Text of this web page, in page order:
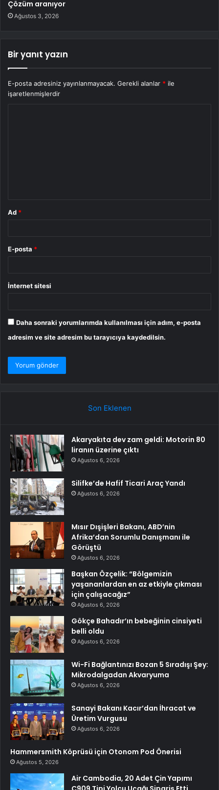
Çözüm aranıyor
Ağustos 3, 2026
Bir yanıt yazın
E-posta adresiniz yayınlanmayacak. Gerekli alanlar * ile
işaretlenmişlerdir
Ad *
E-posta *
İnternet sitesi
Daha sonraki yorumlarımda kullanılması için adım, e-posta
adresim ve site adresim bu tarayıcıya kaydedilsin.
Son Eklenen
Akaryakıta dev zam geldi: Motorin 80
liranın üzerine çıktı
Ağustos 6, 2026
Silifke’de Hafif Ticari Araç Yandı
Ağustos 6, 2026
Mısır Dışişleri Bakanı, ABD’nin
Afrika’dan Sorumlu Danışmanı ile
Görüştü
Ağustos 6, 2026
Başkan Özçelik: “Bölgemizin
yaşananlardan en az etkiyle çıkması
için çalışacağız”
Ağustos 6, 2026
Gökçe Bahadır’ın bebeğinin cinsiyeti
belli oldu
Ağustos 6, 2026
Wi-Fi Bağlantınızı Bozan 5 Sıradışı Şey:
Mikrodalgadan Akvaryuma
Ağustos 6, 2026
Sanayi Bakanı Kacır’dan İhracat ve
Üretim Vurgusu
Ağustos 6, 2026
Hammersmith Köprüsü için Otonom Pod Önerisi
Ağustos 5, 2026
Air Cambodia, 20 Adet Çin Yapımı